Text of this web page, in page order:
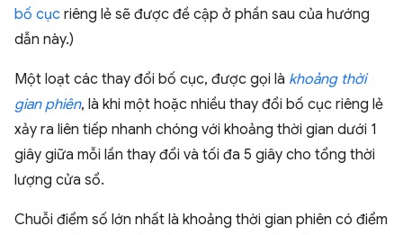
bố cục riêng lẻ sẽ được đề cập ở phần sau của hướng
dẫn này.)
Một loạt các thay đổi bố cục, được gọi là khoảng thời
gian phiên, là khi một hoặc nhiều thay đổi bố cục riêng lẻ
xảy ra liên tiếp nhanh chóng với khoảng thời gian dưới 1
giây giữa mỗi lần thay đổi và tối đa 5 giây cho tổng thời
lượng cửa sổ.
Chuỗi điểm số lớn nhất là khoảng thời gian phiên có điểm